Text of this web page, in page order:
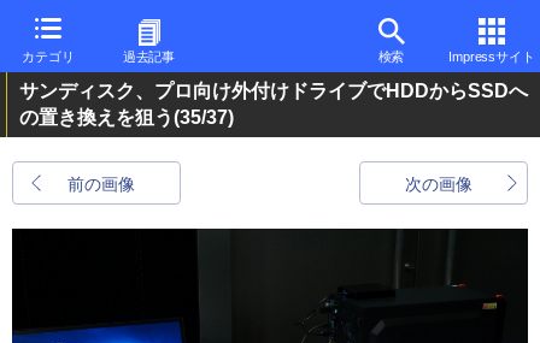
カテゴリ 過去記事 検索 Impressサイト
サンディスク、プロ向け外付けドライブでHDDからSSDへ
の置き換えを狙う(35/37)
前の画像 次の画像